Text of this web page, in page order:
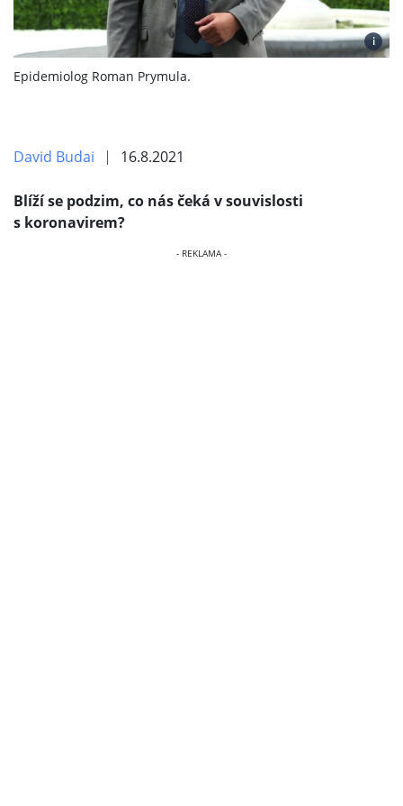
i
Epidemiolog Roman Prymula.
David Budai 16.8.2021
Blíží se podzim, co nás čeká v souvislosti
s koronavirem?